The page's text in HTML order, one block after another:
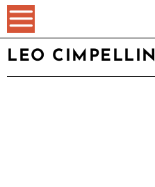
LEO CIMPELLIN